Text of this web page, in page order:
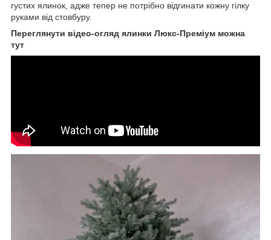
густих ялинок, адже тепер не потрібно відгинати кожну гілку
руками від стовбуру.
Переглянути відео-огляд ялинки Люкс-Преміум можна
тут